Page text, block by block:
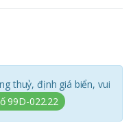
thuỷ, định giá biển, vui
99D-022.22